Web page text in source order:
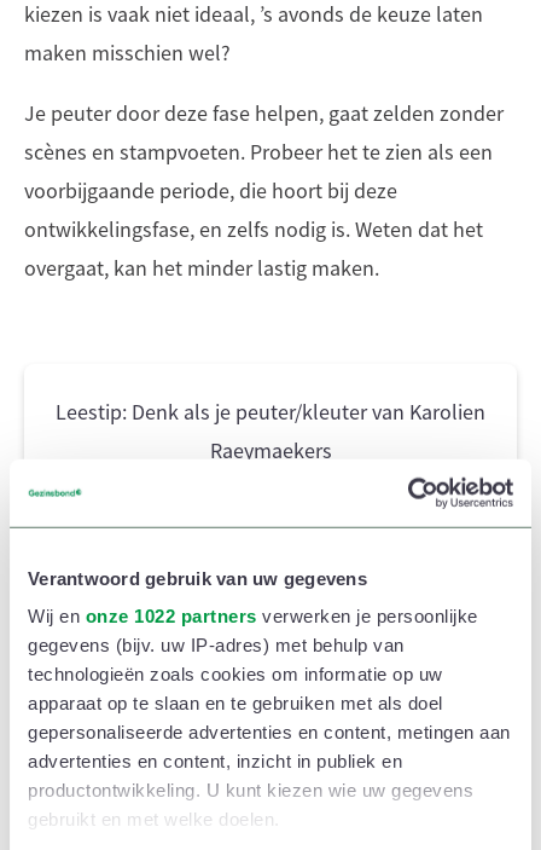
Verantwoord gebruik van uw gegevens
Wij en onze 1022 partners verwerken je persoonlijke
gegevens (bijv. uw IP-adres) met behulp van
technologieën zoals cookies om informatie op uw
apparaat op te slaan en te gebruiken met als doel
gepersonaliseerde advertenties en content, metingen aan
advertenties en content, inzicht in publiek en
productontwikkeling. U kunt kiezen wie uw gegevens
gebruikt en met welke doelen.
kiezen is vaak niet ideaal, ’s avonds de keuze laten
maken misschien wel?
Je peuter door deze fase helpen, gaat zelden zonder
scènes en stampvoeten. Probeer het te zien als een
voorbijgaande periode, die hoort bij deze
ontwikkelingsfase, en zelfs nodig is. Weten dat het
overgaat, kan het minder lastig maken.
Leestip: Denk als je peuter/kleuter van Karolien
Raeymaekers
Grenzen aangeven
Stevig in je ouderrol staan op momenten waar geen
experimenteerruimte is (zoals wanneer je op tijd op je
werk moet zijn) helpt ook. Je dochtertje mag
experimenteren, maar het is even belangrijk dat ze